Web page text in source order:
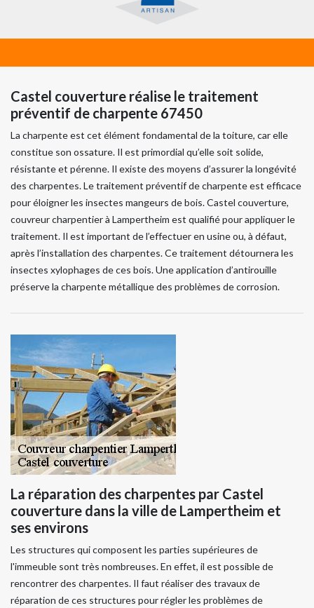
Castel couverture réalise le traitement
préventif de charpente 67450
La charpente est cet élément fondamental de la toiture, car elle
constitue son ossature. Il est primordial qu’elle soit solide,
résistante et pérenne. Il existe des moyens d’assurer la longévité
des charpentes. Le traitement préventif de charpente est efficace
pour éloigner les insectes mangeurs de bois. Castel couverture,
couvreur charpentier à Lampertheim est qualifié pour appliquer le
traitement. Il est important de l’effectuer en usine ou, à défaut,
après l’installation des charpentes. Ce traitement détournera les
insectes xylophages de ces bois. Une application d’antirouille
préserve la charpente métallique des problèmes de corrosion.
La réparation des charpentes par Castel
couverture dans la ville de Lampertheim et
ses environs
Les structures qui composent les parties supérieures de
l'immeuble sont très nombreuses. En effet, il est possible de
rencontrer des charpentes. Il faut réaliser des travaux de
réparation de ces structures pour régler les problèmes de